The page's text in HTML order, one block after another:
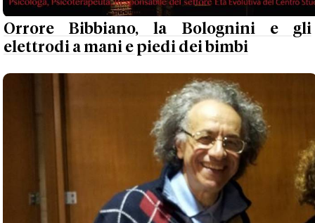
Orrore Bibbiano, la Bolognini e gli
elettrodi a mani e piedi dei bimbi